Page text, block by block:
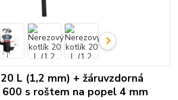
L (1,2 mm) + žáruvzdorná
s roštem na popel 4 mm